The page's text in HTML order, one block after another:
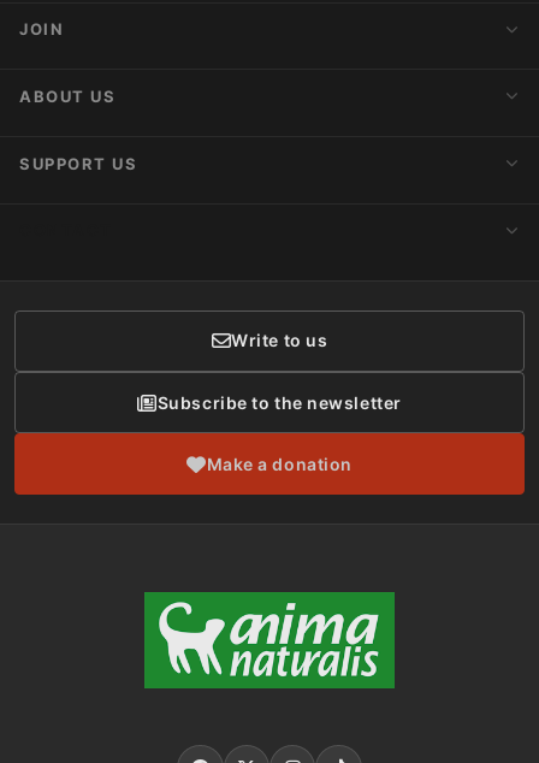
Action Alerts
JOIN
ABOUT US
SUPPORT US
Donor Care
Write to us
Subscribe to the newsletter
Make a donation